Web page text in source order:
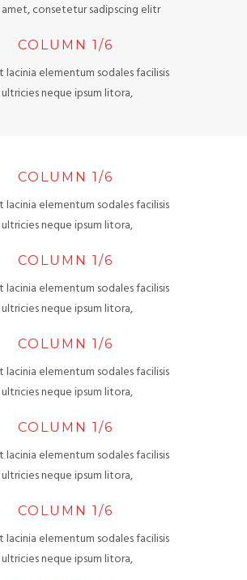
consetetur sadipscing elitr
COLUMN 1/6
lacinia elementum sodales facilisis
neque ipsum litora,
COLUMN 1/6
lacinia elementum sodales facilisis
neque ipsum litora,
COLUMN 1/6
lacinia elementum sodales facilisis
neque ipsum litora,
COLUMN 1/6
lacinia elementum sodales facilisis
neque ipsum litora,
COLUMN 1/6
lacinia elementum sodales facilisis
neque ipsum litora,
COLUMN 1/6
lacinia elementum sodales facilisis
neque ipsum litora,